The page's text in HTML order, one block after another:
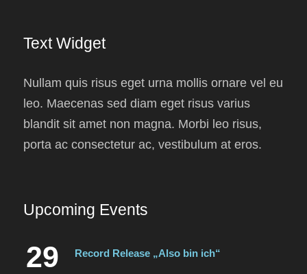
Text Widget
Nullam quis risus eget urna mollis ornare vel eu
leo. Maecenas sed diam eget risus varius
blandit sit amet non magna. Morbi leo risus,
porta ac consectetur ac, vestibulum at eros.
Upcoming Events
29 Record Release „Also bin ich“